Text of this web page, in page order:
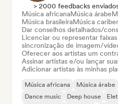
> 2000 feedbacks
Música africanaMúsica árabe
Música brasileiraMúsica
Dar conselhos detalhados/
Licenciar ou representar
sincronização de imagem/
Oferecer aos artistas um
Assinar artistas e/ou lançar
Adicionar artistas às minhas
Música africana Música árabe
Dance music
Deep house